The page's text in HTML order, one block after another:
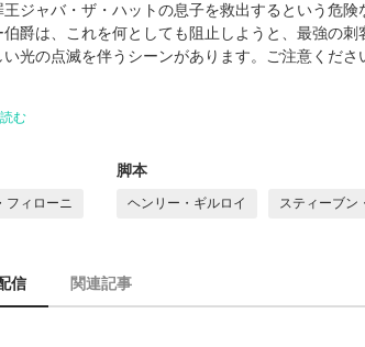
王ジャバ・ザ・ハットの息子を救出するという危
伯爵は、これを何としても阻止しようと、最強の
い光の点滅を伴うシーンがあります。ご注意くだ
む
フィローニ
脚本
ヘンリー・ギルロイ スティーブン
信 関連記事